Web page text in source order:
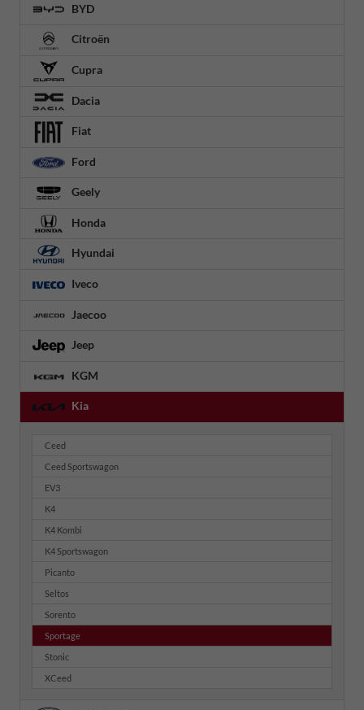
BYD
Citroën
Cupra
Dacia
Fiat
Ford
Geely
Honda
Hyundai
Iveco
Jaecoo
Jeep
KGM
Kia
Ceed
Ceed Sportswagon
EV3
K4
K4 Kombi
K4 Sportswagon
Picanto
Seltos
Sorento
Sportage
Stonic
XCeed